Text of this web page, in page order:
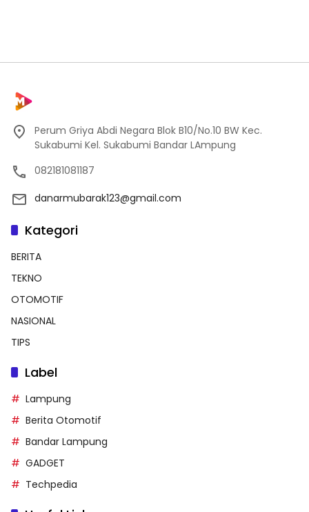
Perum Griya Abdi Negara Blok B10/No.10 BW Kec.
Sukabumi Kel. Sukabumi Bandar LAmpung
082181081187
danarmubarak123@gmail.com
Kategori
BERITA
TEKNO
OTOMOTIF
NASIONAL
TIPS
Label
Lampung
Berita Otomotif
Bandar Lampung
GADGET
Techpedia